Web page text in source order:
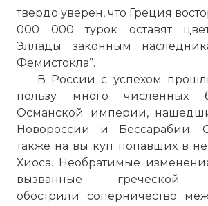
твердо уверен, что Греция
000 000 турок оставят
Эллады законным
Фемистокла”.
В России с успехом
пользу много численных
Османской империи,
Новороссии и Бессарабии.
также на вы куп попавших в
Хиоса. Необратимые
вызванные греческой
обострили соперничество